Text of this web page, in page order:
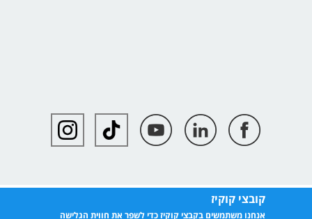
קובצי קוקיז
אנחנו משתמשים בקבצי קוקיז כדי לשפר את חווית הגלישה